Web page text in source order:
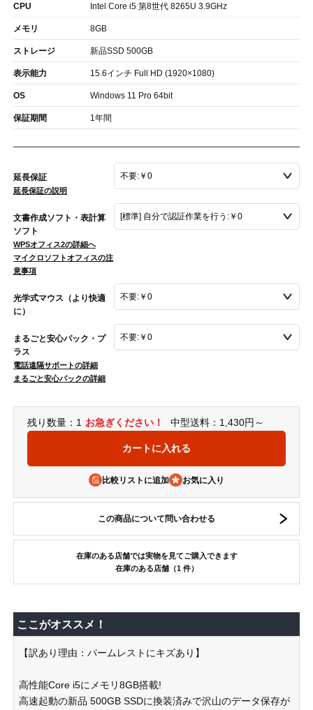
CPU Intel Core i5 第8世代 8265U 3.9GHz
メモリ 8GB
ストレージ 新品SSD 500GB
表示能力 15.6インチ Full HD (1920×1080)
OS Windows 11 Pro 64bit
保証期間 1年間
延長保証
延長保証の説明
文書作成ソフト・表計算
ソフト
WPSオフィス2の詳細へ
マイクロソフトオフィスの注
意事項
光学式マウス（より快適
に）
まるごと安心パック・プ
ラス
電話遠隔サポートの詳細
まるごと安心パックの詳細
残り数量：1 お急ぎください！ 中型送料：1,430円～
比較リストに追加
この商品について問い合わせる
在庫のある店舗では実物を見てご購入できます
在庫のある店舗（1 件）
ここがオススメ！
【訳あり理由：パームレストにキズあり】
高性能Core i5にメモリ8GB搭載!
高速起動の新品 500GB SSDに換装済みで沢山のデータ保存が